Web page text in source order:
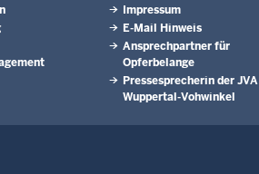
Impressum
E-Mail Hinweis
Ansprechpartner für
Opferbelange
Pressesprecherin der JVA
Wuppertal-Vohwinkel